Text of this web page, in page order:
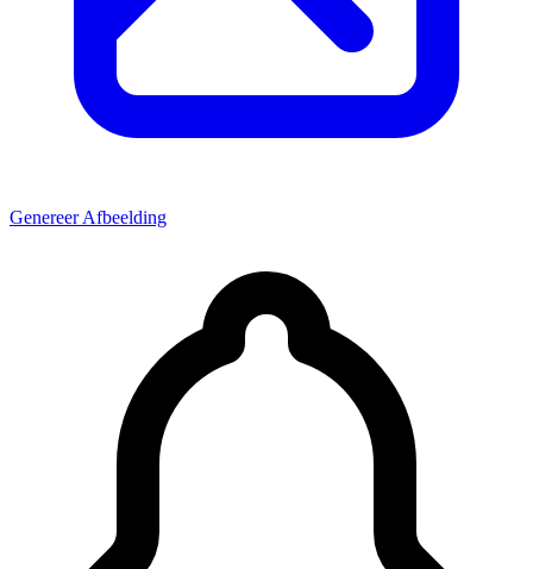
Genereer Afbeelding